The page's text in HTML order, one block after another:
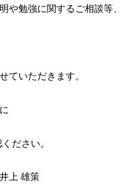
や勉強に関するご相談等、
ていただきます。
ださい。
上 雄策